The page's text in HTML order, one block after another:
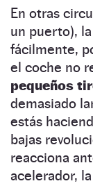
En otras
un puerto),
fácilmente,
el coche no
pequeños
demasiado
estás
bajas
reacciona
acelerador,